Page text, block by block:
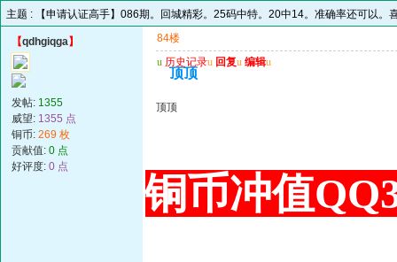
主题 : 【申请认证高手】086期。回城精彩。25码中特。20中14。准确率还可以。
【qdhgiqga】
发帖: 1355
威望: 1355 点
铜币: 269 枚
贡献值: 0 点
好评度: 0 点
84楼
u 历史记录u 回复u 编辑u
顶顶
顶顶
铜币冲值